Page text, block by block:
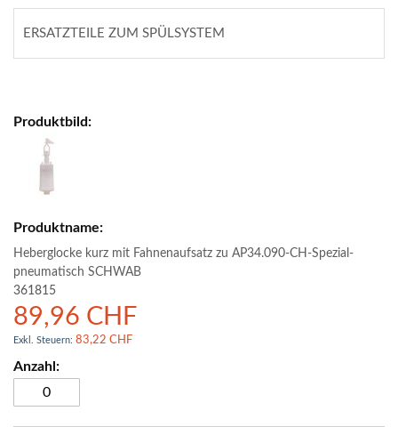
ERSATZTEILE ZUM SPÜLSYSTEM
Produkte
Heberglocke kurz mit Fahnenaufsatz zu AP34.090-CH-Spezial-
pneumatisch SCHWAB
361815
89,96 CHF
83,22 CHF